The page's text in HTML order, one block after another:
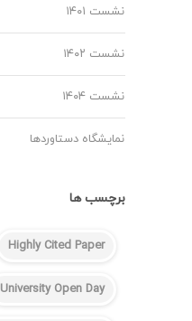
نشست ۱۴۰۱
نشست ۱۴۰۲
نشست ۱۴۰۴
نمایشگاه دستاوردها
برچسب ها
Highly Cited Paper
University Open Day